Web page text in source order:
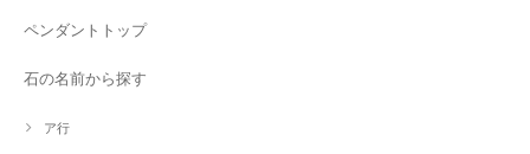
ペンダントトップ
石の名前から探す
ア行